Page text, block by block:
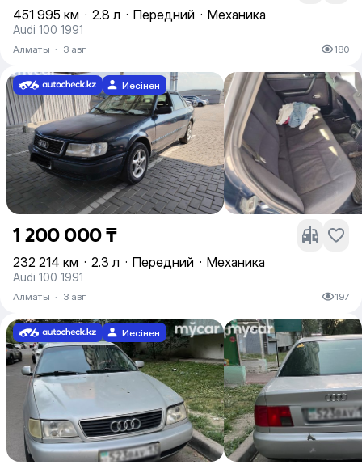
451 995 км · 2.8 л · Передний · Механика
Audi 100 1991
Алматы · 3 авг 180
Иесінен
1 200 000 ₸
232 214 км · 2.3 л · Передний · Механика
Audi 100 1991
Алматы · 3 авг 197
Иесінен